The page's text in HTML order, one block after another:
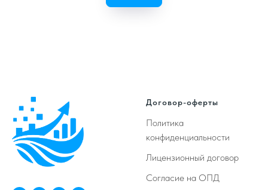
Договор-оферты
Политика
конфиденциальности
Лицензионный договор
Согласие на ОПД